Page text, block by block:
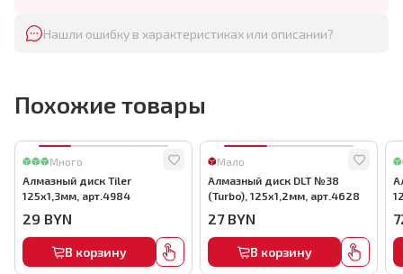
Нашли ошибку в характеристиках или описании?
Похожие товары
Много
Алмазный диск Tiler
125х1,3мм, арт.4984
29 BYN
В корзину
Мало
Алмазный диск DLT №38
(Turbo), 125х1,2мм, арт.4628
27 BYN
В корзину